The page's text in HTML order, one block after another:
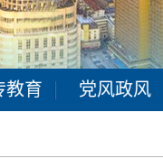
教育 党风政风